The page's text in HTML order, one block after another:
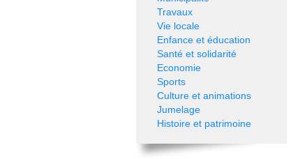
Travaux
Vie locale
Enfance et éducation
Santé et solidarité
Economie
Sports
Culture et animations
Jumelage
Histoire et patrimoine